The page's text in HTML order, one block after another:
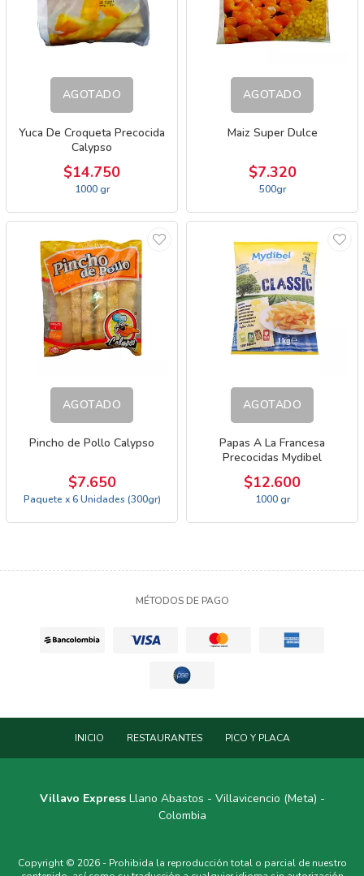
AGOTADO
Yuca De Croqueta Precocida
Calypso
$14.750
1000 gr
AGOTADO
Maiz Super Dulce
$7.320
500gr
AGOTADO
Pincho de Pollo Calypso
$7.650
Paquete x 6 Unidades (300gr)
AGOTADO
Papas A La Francesa
Precocidas Mydibel
$12.600
1000 gr
MÉTODOS DE PAGO
INICIO RESTAURANTES PICO Y PLACA
Villavo ExpressLlano Abastos - Villavicencio (Meta) -
Colombia
Copyright © 2026 - Prohibida la reproducción total o parcial de nuestro